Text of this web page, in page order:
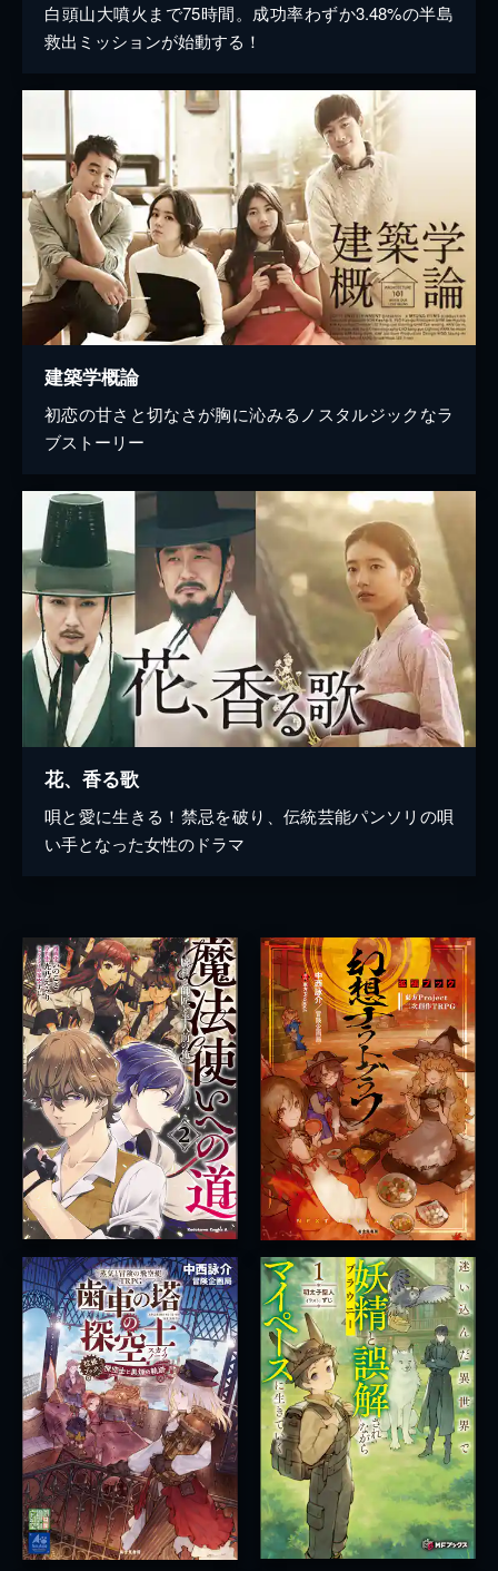
白頭山大噴火まで75時間。成功率わずか3.48%の半島
救出ミッションが始動する！
建築学概論
初恋の甘さと切なさが胸に沁みるノスタルジックなラ
ブストーリー
花、香る歌
唄と愛に生きる！禁忌を破り、伝統芸能パンソリの唄
い手となった女性のドラマ